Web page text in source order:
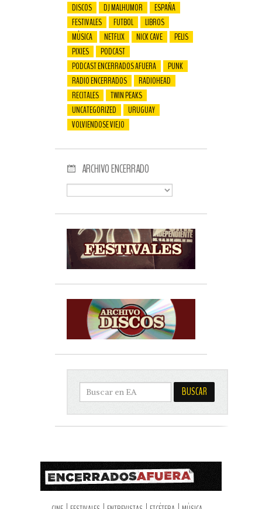
DISCOS
DJ MALHUMOR
ESPAÑA
FESTIVALES
FUTBOL
LIBROS
MÚSICA
NETFLIX NICK CAVE
PELIS
PIXIES
PODCAST
PODCAST ENCERRADOS AFUERA
PUNK
RADIO ENCERRADOS
RADIOHEAD
RECITALES
TWIN PEAKS
UNCATEGORIZED
URUGUAY
VOLVIENDOSE VIEJO
ARCHIVO ENCERRADO